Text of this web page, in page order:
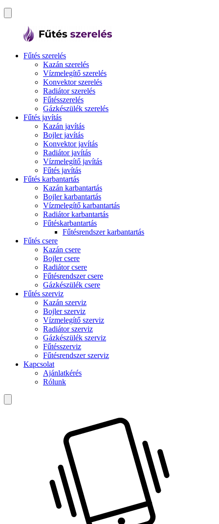
Fűtés szerelés
Kazán szerelés
Vízmelegítő szerelés
Konvektor szerelés
Radiátor szerelés
Fűtésszerelés
Gázkészülék szerelés
Fűtés javítás
Kazán javítás
Bojler javítás
Konvektor javítás
Radiátor javítás
Vízmelegítő javítás
Fűtés javítás
Fűtés karbantartás
Kazán karbantartás
Bojler karbantartás
Vízmelegítő karbantartás
Radiátor karbantartás
Fűtéskarbantartás
Fűtésrendszer karbantartás
Fűtés csere
Kazán csere
Bojler csere
Radiátor csere
Fűtésrendszer csere
Gázkészülék csere
Fűtés szerviz
Kazán szerviz
Bojler szerviz
Vízmelegítő szerviz
Radiátor szerviz
Gázkészülék szerviz
Fűtésszerviz
Fűtésrendszer szerviz
Kapcsolat
Ajánlatkérés
Rólunk